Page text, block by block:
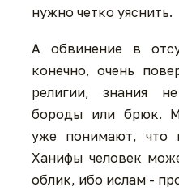
нужно четко уяснить.
А обвинение в
конечно, очень
религии, знания
бороды или брюк.
уже понимают, что
Ханифы человек
облик, ибо ислам -